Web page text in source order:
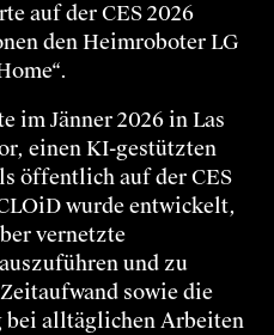
auf der CES 2026
den Heimroboter LG
im Jänner 2026 in Las
einen KI-gestützten
öffentlich auf der CES
wurde entwickelt,
vernetzte
und zu
sowie die
bei alltäglichen Arbeiten